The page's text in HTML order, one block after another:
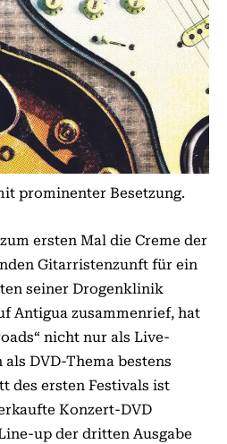
prominenter Besetzung.
ersten Mal die Creme der
Gitarristenzunft für ein
seiner Drogenklinik
Antigua zusammenrief, hat
nicht nur als Live-
DVD-Thema bestens
des ersten Festivals ist
Konzert-DVD
up der dritten Ausgabe